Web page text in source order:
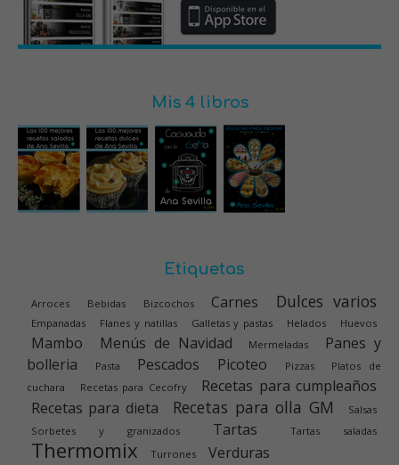
Mis 4 libros
Etiquetas
Arroces Bebidas Bizcochos Carnes Dulces varios
Empanadas Flanes y natillas Galletas y pastas Helados Huevos
Mambo Menús de Navidad Mermeladas
Panes y
bolleria
Pasta Pescados Picoteo Pizzas
Platos de
cuchara
Recetas para Cecofry
Recetas para cumpleaños
Recetas para dieta
Recetas para olla GM
Salsas
Sorbetes y granizados
Tartas Tartas saladas
Thermomix Turrones Verduras